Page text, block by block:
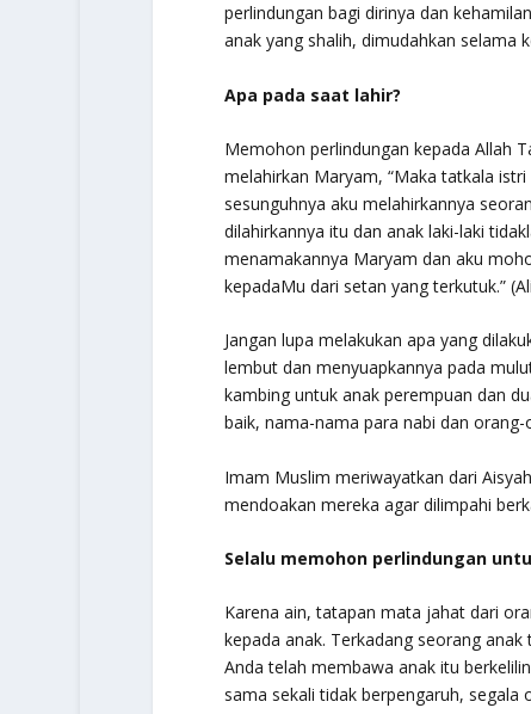
perlindungan bagi dirinya dan
anak yang shalih, dimudahkan selama
Apa pada saat lahir?
Memohon perlindungan kepada Allah
melahirkan Maryam, “Maka tatkala istri
sesunguhnya aku melahirkannya
dilahirkannya itu dan anak laki-laki
menamakannya Maryam dan aku
kepadaMu dari setan yang terkutuk.”
Jangan lupa melakukan apa yang
lembut dan menyuapkannya pada
kambing untuk anak perempuan dan
baik, nama-nama para nabi dan orang-
Imam Muslim meriwayatkan dari
mendoakan mereka agar dilimpahi
Selalu memohon perlindungan
Karena ain, tatapan mata jahat dari
kepada anak. Terkadang seorang anak
Anda telah membawa anak itu
sama sekali tidak berpengaruh, segala